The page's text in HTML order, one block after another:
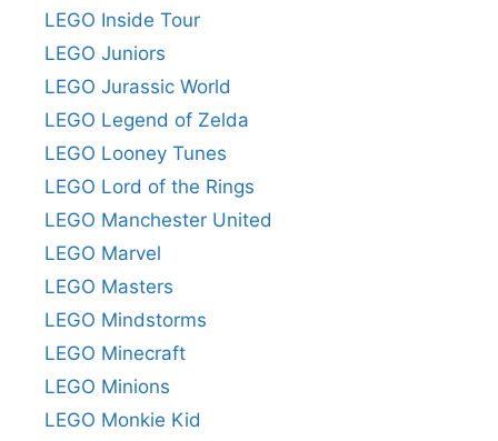
LEGO Inside Tour
LEGO Juniors
LEGO Jurassic World
LEGO Legend of Zelda
LEGO Looney Tunes
LEGO Lord of the Rings
LEGO Manchester United
LEGO Marvel
LEGO Masters
LEGO Mindstorms
LEGO Minecraft
LEGO Minions
LEGO Monkie Kid